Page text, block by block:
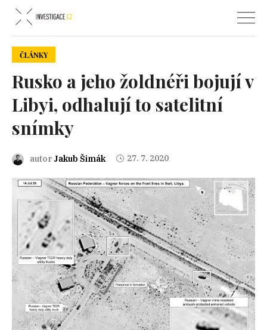
ČLÁNKY
Rusko a jeho žoldnéři bojují v
Libyi, odhalují to satelitní
snímky
autor Jakub Šimák 27. 7. 2020